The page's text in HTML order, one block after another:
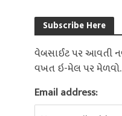
Subscribe Here
વેબસાઈટ પર આવતી
વખત ઇ-મેલ પર
Email address: